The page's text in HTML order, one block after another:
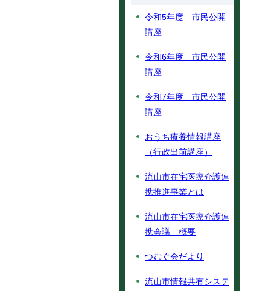
令和5年度 市民公開
講座
令和6年度 市民公開
講座
令和7年度 市民公開
講座
おうち療養情報講座
（行政出前講座）
流山市在宅医療介護連
携推進事業とは
流山市在宅医療介護連
携会議 概要
つむぐ会だより
流山市情報共有システ